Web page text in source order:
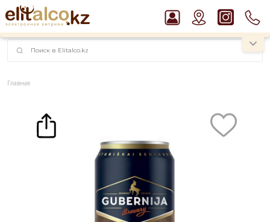
наименований!
instagram.com/rojo.kz
Рекомендуем
Ром Captain Morgan White 37,5%
Виски Talisker 10 YO Malt 45,8% in Box
Водка Smirnoff Red Vodka 37,5%
Пиво Guinness Draught 4,2% Can
Главная